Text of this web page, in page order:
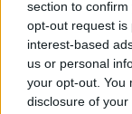
section to
opt-out request is
interest-based
us or personal
your opt-out. You
disclosure of